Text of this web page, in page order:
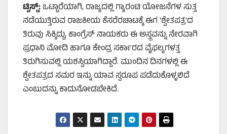
ಟ್ವಿಸ್ಟ್:ಒಟ್ಟಾರೆಯಾಗಿ, ರಾಜ್ಯದಲ್ಲಿ ಗ್ಯಾರಂಟಿ ಯೋಜನೆಗಳ ಸುತ್ತ
ನಡೆಯುತ್ತಿರುವ ರಾಜಕೀಯ ಕೆಸರೆರಚಾಟಕ್ಕೆ ಈಗ ‘ಶ್ವೇತಪತ್ರ’ದ
ತಿರುವು ಸಿಕ್ಕಿದ್ದು, ಕಾಂಗ್ರೆಸ್ ನಾಯಕರು ಈ ಅಸ್ತ್ರವನ್ನು ನೇರವಾಗಿ
ಪ್ರಧಾನಿ ಮೋದಿ ಹಾಗೂ ಕೇಂದ್ರ ಸರ್ಕಾರದ ವೈಫಲ್ಯಗಳತ್ತ
ತಿರುಗಿಸುವಲ್ಲಿ ಯಶಸ್ವಿಯಾಗಿದ್ದಾರೆ. ಮುಂದಿನ ದಿನಗಳಲ್ಲಿ ಈ
ಶ್ವೇತಪತ್ರದ ಸಮರ ಇನ್ನು ಯಾವ ಸ್ವರೂಪ ಪಡೆದುಕೊಳ್ಳಲಿದೆ
ಎಂಬುದನ್ನು ಕಾದುನೋಡಬೇಕಿದೆ.